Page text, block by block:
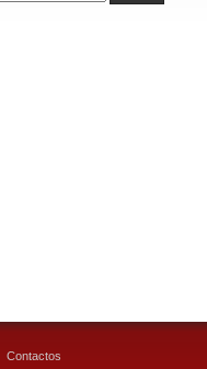
Contactos